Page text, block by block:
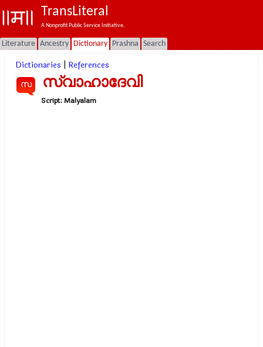
TransLiteral
A Nonprofit Public Service Initiative.
Literature Ancestry Dictionary Prashna Search
Dictionaries References
സ സ്വാഹാദേവി
Script:Malyalam